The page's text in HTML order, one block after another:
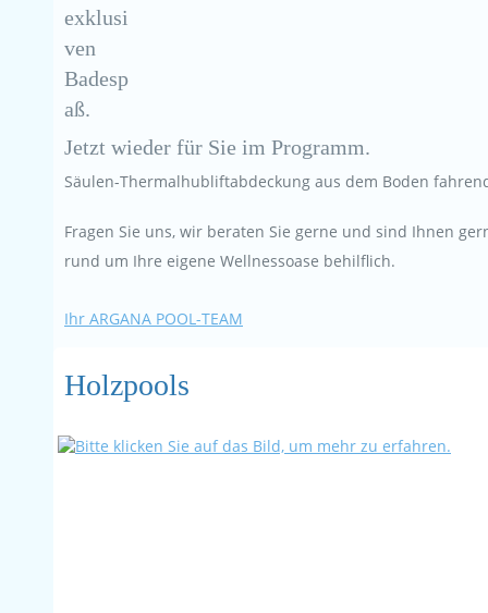
exklusi
ven
Badesp
aß.
Jetzt wieder für Sie im Programm.
Säulen-Thermalhubliftabdeckung aus dem Boden
Fragen Sie uns, wir beraten Sie gerne und sind Ihnen
rund um Ihre eigene Wellnessoase behilflich.
Ihr ARGANA POOL-TEAM
Holzpools